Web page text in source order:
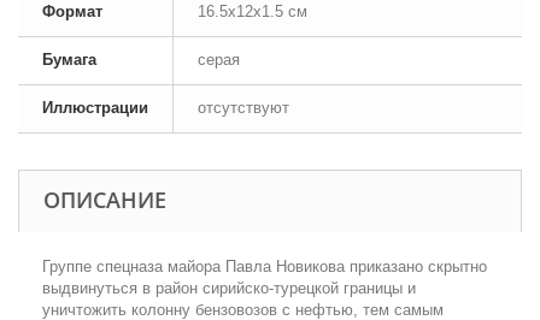
Формат 16.5x12x1.5 см
Бумага серая
Иллюстрации отсутствуют
ОПИСАНИЕ
Группе спецназа майора Павла Новикова приказано скрытно
выдвинуться в район сирийско-турецкой границы и
уничтожить колонну бензовозов с нефтью, тем самым